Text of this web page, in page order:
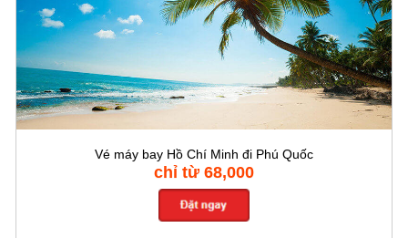
Vé máy bay Hồ Chí Minh đi Phú Quốc
chỉ từ 68,000